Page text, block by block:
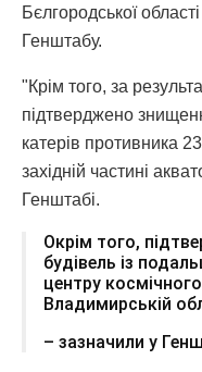
Бєлгородської
Генштабу.
"Крім того, за
підтверджено
катерів противника
західній частині
Генштабі.
Окрім того,
будівель із
центру
Владимирській
– зазначили у